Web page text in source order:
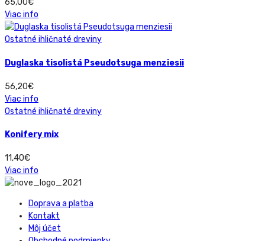
65,00€
Viac info
Ostatné ihličnaté dreviny
Duglaska tisolistá Pseudotsuga menziesii
56,20€
Viac info
Ostatné ihličnaté dreviny
Konifery mix
11,40€
Viac info
Doprava a platba
Kontakt
Môj účet